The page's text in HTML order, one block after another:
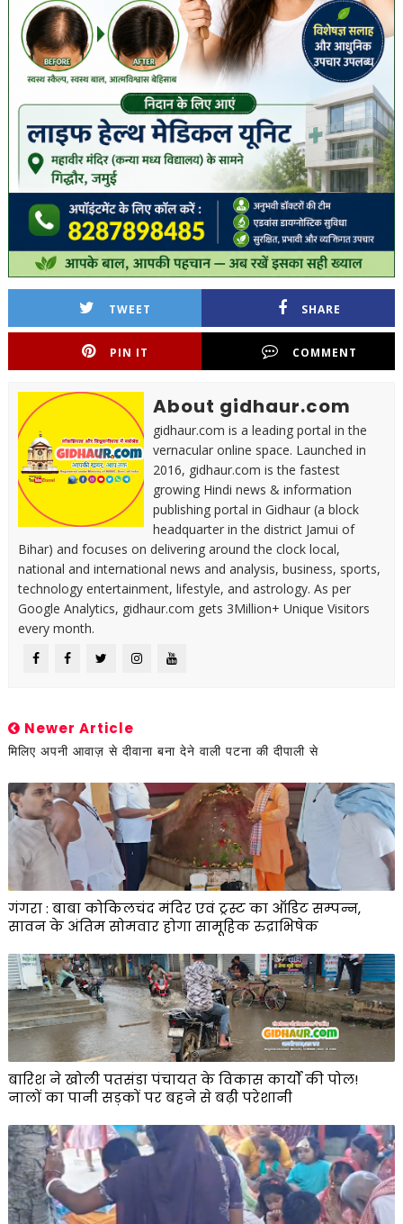
TWEET SHARE
PIN IT COMMENT
About gidhaur.com
gidhaur.com is a leading portal in the
vernacular online space. Launched in
2016, gidhaur.com is the fastest
growing Hindi news & information
publishing portal in Gidhaur (a block
headquarter in the district Jamui of
Bihar) and focuses on delivering around the clock local,
national and international news and analysis, business, sports,
technology entertainment, lifestyle, and astrology. As per
Google Analytics, gidhaur.com gets 3Million+ Unique Visitors
every month.
Newer Article
मिलिए अपनी आवाज़ से दीवाना बना देने वाली पटना की दीपाली से
गंगरा : बाबा कोकिलचंद मंदिर एवं ट्रस्ट का ऑडिट सम्पन्न,
सावन के अंतिम सोमवार होगा सामूहिक रुद्राभिषेक
बारिश ने खोली पतसंडा पंचायत के विकास कार्यों की पोल!
नालों का पानी सड़कों पर बहने से बढ़ी परेशानी